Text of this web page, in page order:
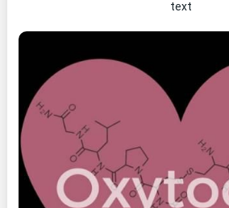
text